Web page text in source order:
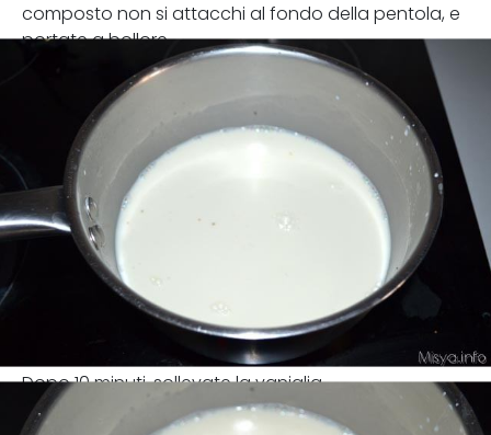
composto non si attacchi al fondo della pentola, e
portate a bollore.
Dopo 10 minuti, sollevate la vaniglia.